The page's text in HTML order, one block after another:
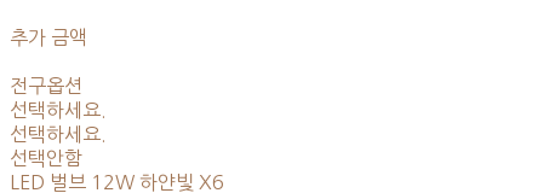
추가 금액
전구옵션
선택하세요.
선택하세요.
선택안함
LED 벌브 12W 하얀빛 X6